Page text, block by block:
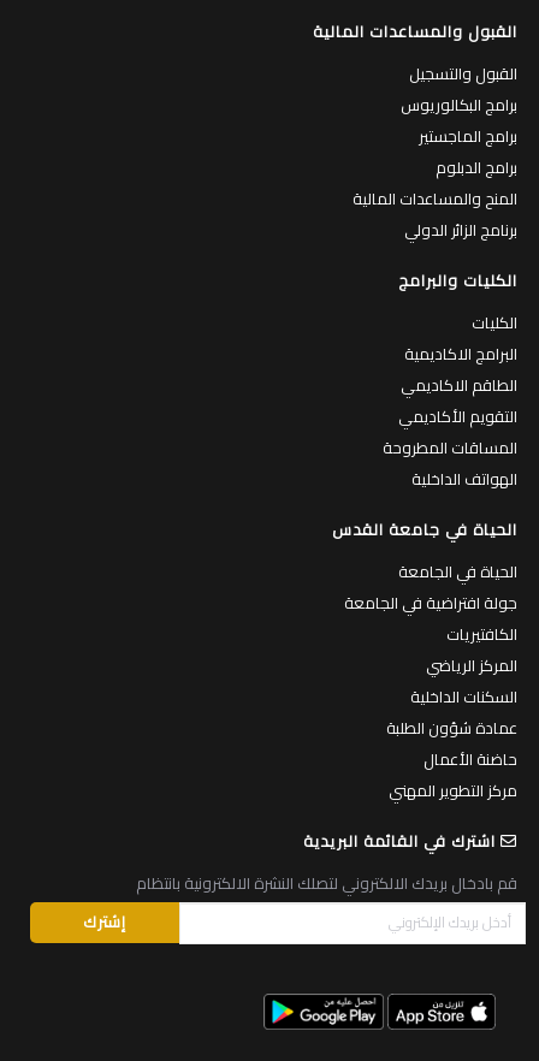
القبول والمساعدات المالية
القبول والتسجيل
برامج البكالوريوس
برامج الماجستير
برامج الدبلوم
المنح والمساعدات المالية
برنامج الزائر الدولي
الكليات والبرامج
الكليات
البرامج الاكاديمية
الطاقم الاكاديمي
التقويم الأكاديمي
المساقات المطروحة
الهواتف الداخلية
الحياة في جامعة القدس
الحياة في الجامعة
جولة افتراضية في الجامعة
الكافتيريات
المركز الرياضي
السكنات الداخلية
عمادة شؤون الطلبة
حاضنة الأعمال
مركز التطوير المهني
اشترك في القائمة البريدية
قم بادخال بريدك الالكتروني لتصلك النشرة الالكترونية بانتظام